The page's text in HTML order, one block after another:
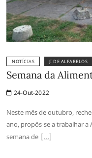
NOTÍCIAS JI DE ALFARELOS
Semana da
24-Out-2022
Neste mês de outubro,
ano, propôs-se a trabalhar a
semana de